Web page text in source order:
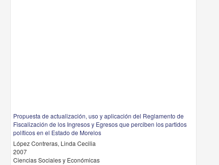
Propuesta de actualización, uso y aplicación del Reglamento de
Fiscalización de los Ingresos y Egresos que perciben los partidos
políticos en el Estado de Morelos
López Contreras, Linda Cecilia
2007
Ciencias Sociales y Económicas